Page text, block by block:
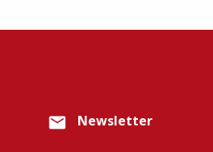
Newsletter